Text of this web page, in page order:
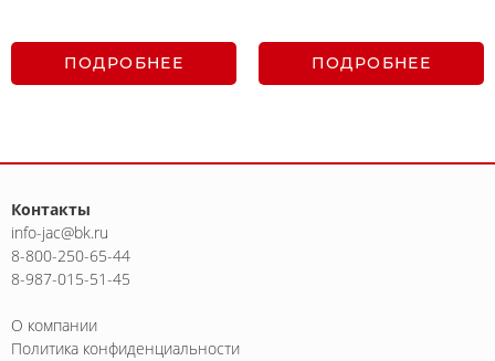
ПОДРОБНЕЕ ПОДРОБНЕЕ
Контакты
info-jac@bk.ru
8-800-250-65-44
8-987-015-51-45
О компании
Политика конфиденциальности